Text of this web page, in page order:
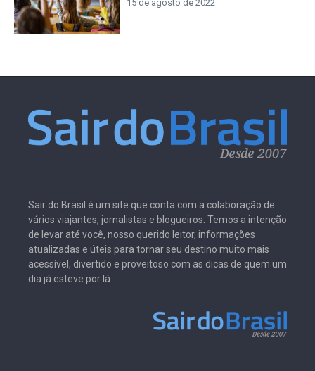
15 de agosto de 2022
Sair do Brasil é um site que conta com a colaboração de
vários viajantes, jornalistas e blogueiros. Temos a intenção
de levar até você, nosso querido leitor, informações
atualizadas e úteis para tornar seu destino muito mais
acessível, divertido e proveitoso com as dicas de quem um
dia já esteve por lá.